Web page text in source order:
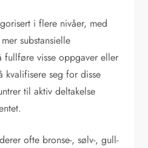
i flere nivåer, med
substansielle
fullføre visse oppgaver eller
kvalifisere seg for disse
til aktiv deltakelse
ofte bronse-, sølv-, gull-